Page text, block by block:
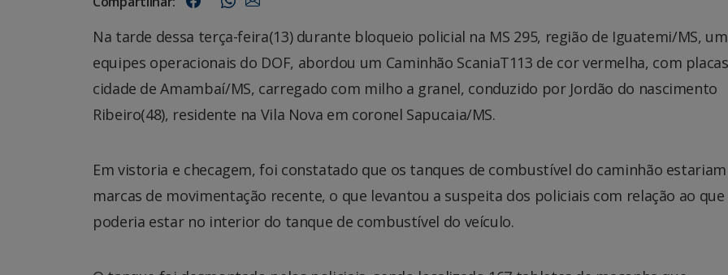
Na tarde dessa terça-feira(13) durante bloqueio policial na MS 295, região de Iguatemi/MS,
equipes operacionais do DOF, abordou um Caminhão ScaniaT113 de cor vermelha, com
cidade de Amambaí/MS, carregado com milho a granel, conduzido por Jordão do nascimento
Ribeiro(48), residente na Vila Nova em coronel Sapucaia/MS.
Em vistoria e checagem, foi constatado que os tanques de combustível do caminhão
marcas de movimentação recente, o que levantou a suspeita dos policiais com relação ao que
poderia estar no interior do tanque de combustível do veículo.